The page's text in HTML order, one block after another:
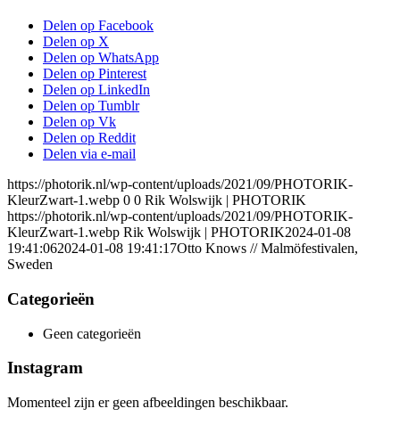
Delen op Facebook
Delen op X
Delen op WhatsApp
Delen op Pinterest
Delen op LinkedIn
Delen op Tumblr
Delen op Vk
Delen op Reddit
Delen via e-mail
https://photorik.nl/wp-content/uploads/2021/09/PHOTORIK-
KleurZwart-1.webp 0 0 Rik Wolswijk | PHOTORIK
https://photorik.nl/wp-content/uploads/2021/09/PHOTORIK-
KleurZwart-1.webp Rik Wolswijk | PHOTORIK2024-01-08
19:41:062024-01-08 19:41:17Otto Knows // Malmöfestivalen,
Sweden
Categorieën
Geen categorieën
Instagram
Momenteel zijn er geen afbeeldingen beschikbaar.